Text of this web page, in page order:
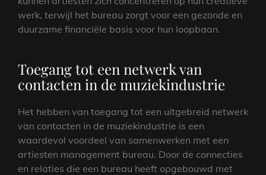
werk, terwijl het bureau zorgt voor een gezonde en
duurzame financiële basis voor hun loopbaan.
Toegang tot een netwerk van
contacten in de muziekindustrie
Het hebben van toegang tot een uitgebreid netwerk
van contacten in de muziekindustrie is een
waardevol voordeel van samenwerken met een
artiesten management bureau. Door de connecties
en relaties die een bureau heeft opgebouwd met